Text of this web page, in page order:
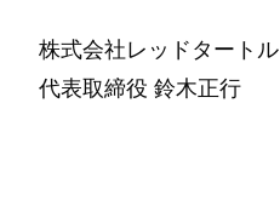
株式会社レッドタートル
代表取締役 鈴木正行